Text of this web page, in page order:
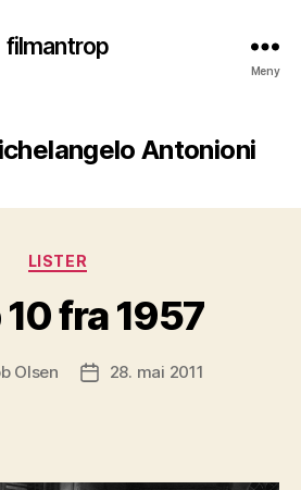
filmantrop
Meny
Antonioni
Kategorier
LISTER
fra 1957
Olsen Publiseringsdato
28. mai 2011